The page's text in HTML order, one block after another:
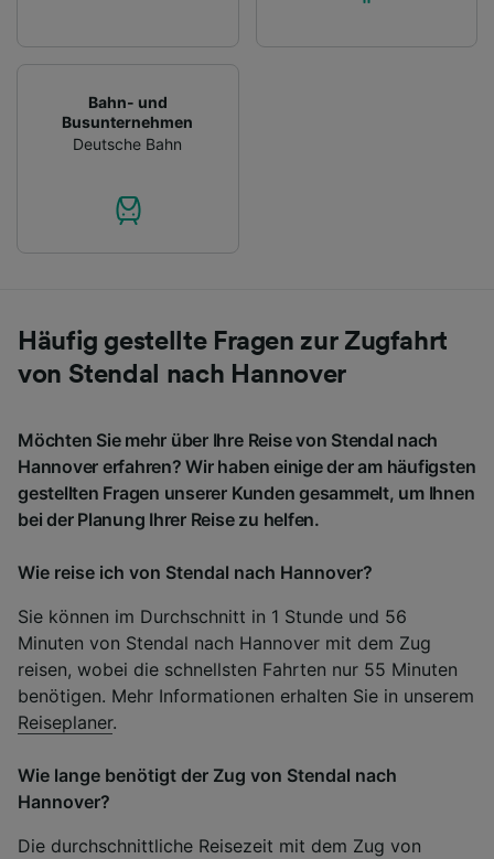
Bahn- und
Busunternehmen
Deutsche Bahn
Häufig gestellte Fragen zur Zugfahrt
von Stendal nach Hannover
Möchten Sie mehr über Ihre Reise von Stendal nach
Hannover erfahren? Wir haben einige der am häufigsten
gestellten Fragen unserer Kunden gesammelt, um Ihnen
bei der Planung Ihrer Reise zu helfen.
Wie reise ich von Stendal nach Hannover?
Sie können im Durchschnitt in 1 Stunde und 56
Minuten von Stendal nach Hannover mit dem Zug
reisen, wobei die schnellsten Fahrten nur 55 Minuten
benötigen. Mehr Informationen erhalten Sie in unserem
Reiseplaner.
Wie lange benötigt der Zug von Stendal nach
Hannover?
Die durchschnittliche Reisezeit mit dem Zug von